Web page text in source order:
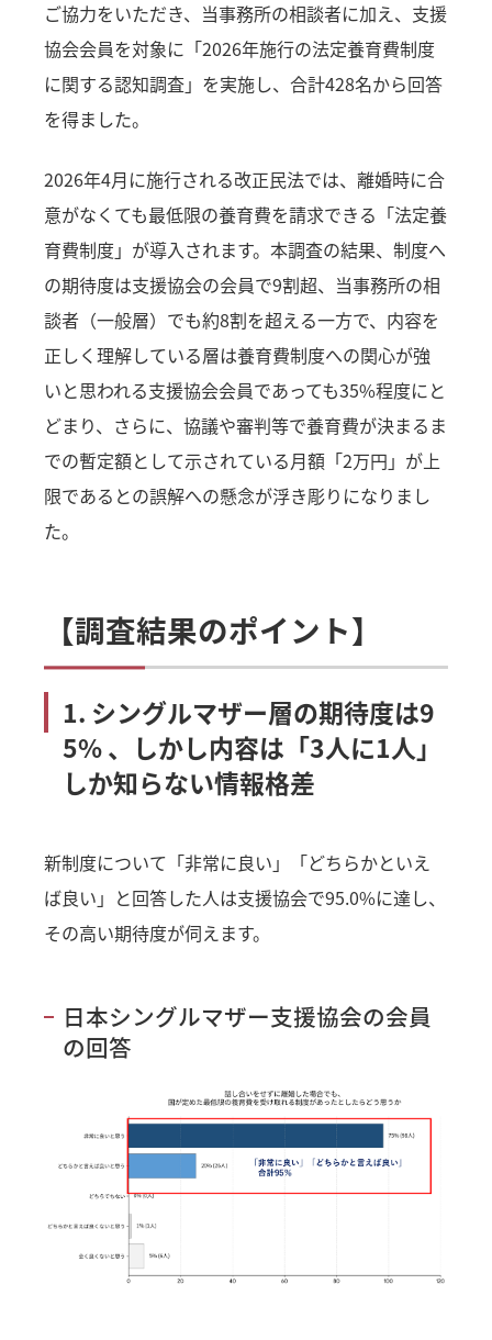
ご協力をいただき、当事務所の相談者に加え、支援
協会会員を対象に「2026年施行の法定養育費制度
に関する認知調査」を実施し、合計428名から回答
を得ました。
2026年4月に施行される改正民法では、離婚時に合
意がなくても最低限の養育費を請求できる「法定養
育費制度」が導入されます。本調査の結果、制度へ
の期待度は支援協会の会員で9割超、当事務所の相
談者（一般層）でも約8割を超える一方で、内容を
正しく理解している層は養育費制度への関心が強
いと思われる支援協会会員であっても35%程度にと
どまり、さらに、協議や審判等で養育費が決まるま
での暫定額として示されている月額「2万円」が上
限であるとの誤解への懸念が浮き彫りになりまし
た。
【調査結果のポイント】
1. シングルマザー層の期待度は9
5% 、しかし内容は「3人に1人」
しか知らない情報格差
新制度について「非常に良い」「どちらかといえ
ば良い」と回答した人は支援協会で95.0%に達し、
その高い期待度が伺えます。
日本シングルマザー支援協会の会員
の回答